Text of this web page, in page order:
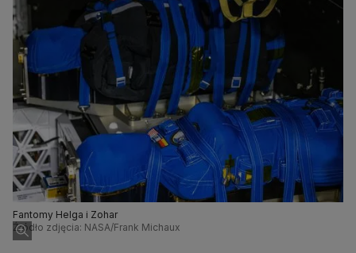
Fantomy Helga i Zohar
Źródło zdjęcia: NASA/Frank Michaux